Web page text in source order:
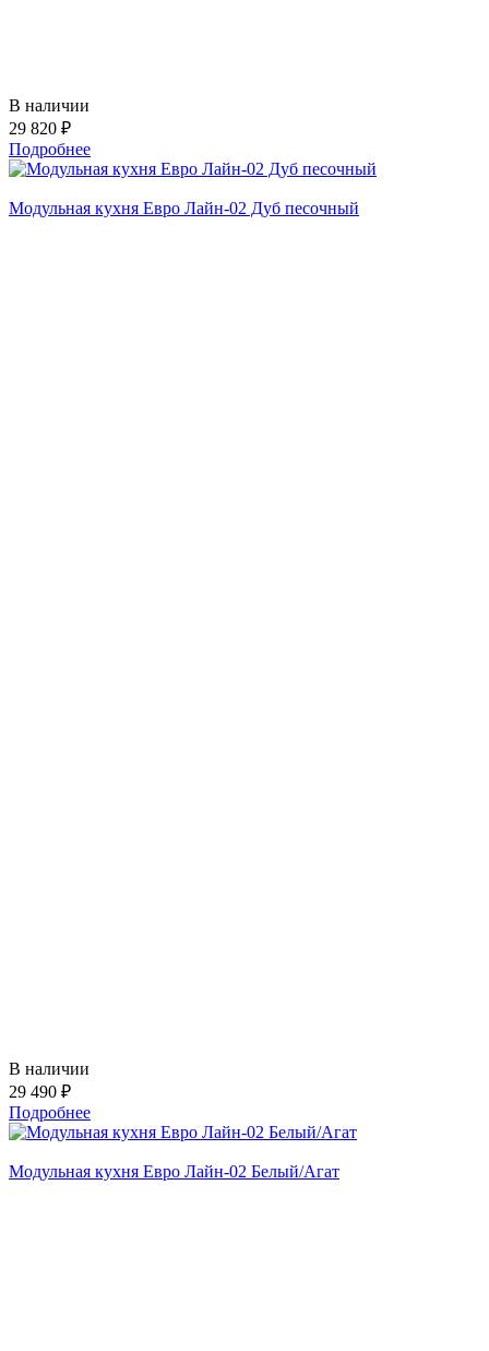
В наличии
29 820 ₽
Подробнее
Модульная кухня Евро Лайн-02 Дуб песочный
В наличии
29 490 ₽
Подробнее
Модульная кухня Евро Лайн-02 Белый/Агат